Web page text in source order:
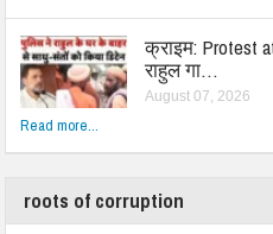
क्राइम: Protest
राहुल गा…
August 07, 2026
Read more...
roots of corruption